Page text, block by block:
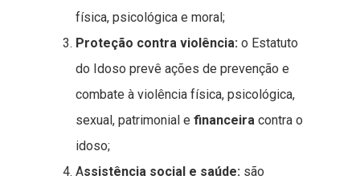
física, psicológica e moral;
Proteção contra violência: o Estatuto
do Idoso prevê ações de prevenção e
combate à violência física, psicológica,
sexual, patrimonial e financeira contra o
idoso;
Assistência social e saúde: são